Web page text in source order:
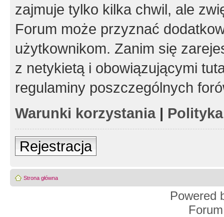
zajmuje tylko kilka chwil, ale
Forum może przyznać
użytkownikom. Zanim się
z netykietą i obowiązującymi
regulaminy poszczególnych
Warunki korzystania|
Rejestracja
Strona główna
Powered